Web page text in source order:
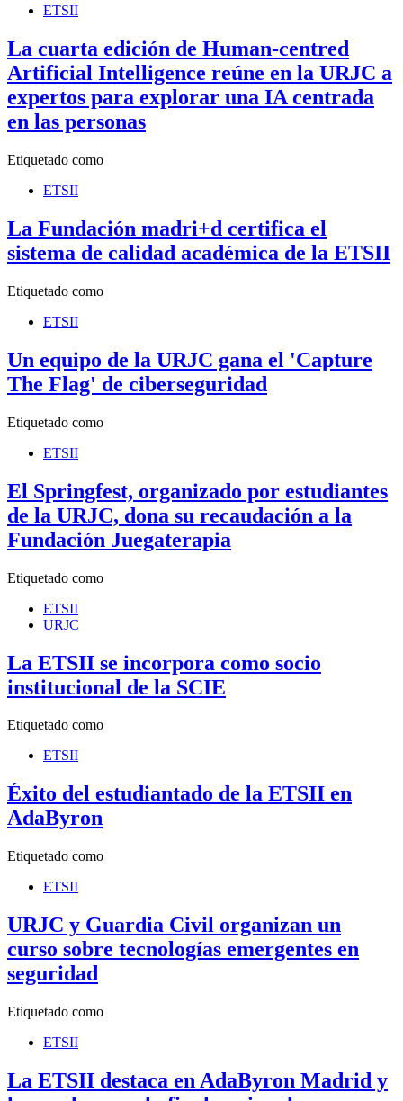
ETSII
La cuarta edición de Human-centred
Artificial Intelligence reúne en la URJC a
expertos para explorar una IA centrada
en las personas
Etiquetado como
ETSII
La Fundación madri+d certifica el
sistema de calidad académica de la ETSII
Etiquetado como
ETSII
Un equipo de la URJC gana el 'Capture
The Flag' de ciberseguridad
Etiquetado como
ETSII
El Springfest, organizado por estudiantes
de la URJC, dona su recaudación a la
Fundación Juegaterapia
Etiquetado como
ETSII
URJC
La ETSII se incorpora como socio
institucional de la SCIE
Etiquetado como
ETSII
Éxito del estudiantado de la ETSII en
AdaByron
Etiquetado como
ETSII
URJC y Guardia Civil organizan un
curso sobre tecnologías emergentes en
seguridad
Etiquetado como
ETSII
La ETSII destaca en AdaByron Madrid y